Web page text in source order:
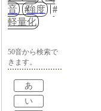
音
強度
軽量化
50音から検索で
きます。
あ
い